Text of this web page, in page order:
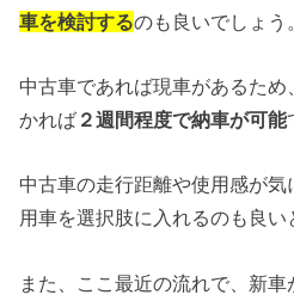
車を検討するのも良いでしょう
中古車であれば現車があるた
かれば ２週間程度で納車が可能
中古車の走行距離や使用感が
用車を選択肢に入れるのも良い
また、ここ最近の流れで、新